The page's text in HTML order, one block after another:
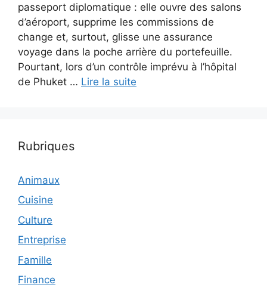
passeport diplomatique : elle ouvre des salons
d’aéroport, supprime les commissions de
change et, surtout, glisse une assurance
voyage dans la poche arrière du portefeuille.
Pourtant, lors d’un contrôle imprévu à l’hôpital
de Phuket … Lire la suite
Rubriques
Animaux
Cuisine
Culture
Entreprise
Famille
Finance